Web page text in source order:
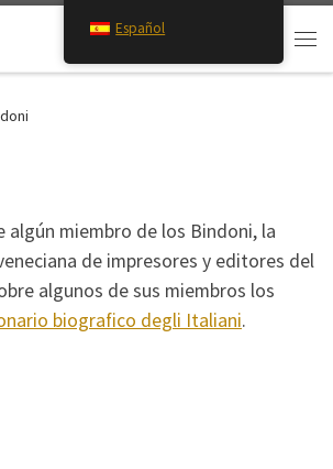
Search
algún miembro de los Bindoni, la
de impresores y editores del
algunos de sus miembros los
biografico degli Italiani.
Español